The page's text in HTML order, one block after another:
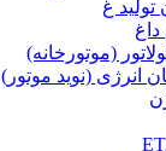
تولید غ
(موتورخانه)
انرژی (نوید موتور)